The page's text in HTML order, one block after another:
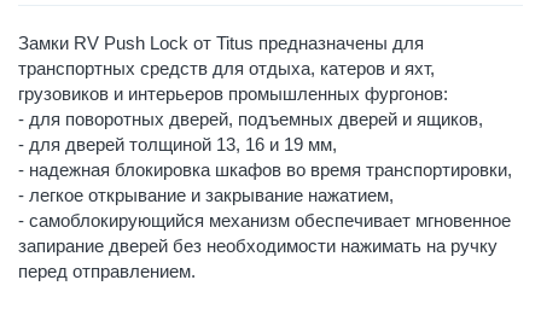
Замки RV Push Lock от Titus предназначены для
транспортных средств для отдыха, катеров и яхт,
грузовиков и интерьеров промышленных фургонов:
- для поворотных дверей, подъемных дверей и ящиков,
- для дверей толщиной 13, 16 и 19 мм,
- надежная блокировка шкафов во время транспортировки,
- легкое открывание и закрывание нажатием,
- самоблокирующийся механизм обеспечивает мгновенное
запирание дверей без необходимости нажимать на ручку
перед отправлением.